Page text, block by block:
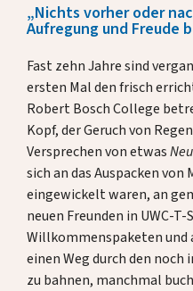
Über uns
Alumni
Gastfamilien
Kontakt
Spenden
„Nichts vorher oder
Aufregung und Freude
Fast zehn Jahre sind
ersten Mal den frisch
Robert Bosch College
Kopf, der Geruch von
Versprechen von etwas
sich an das Auspacken
eingewickelt waren, an
neuen Freunden in UWC-
Willkommenspaketen und
einen Weg durch den noch
zu bahnen, manchmal